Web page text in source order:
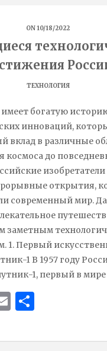
ON 10/18/2022
ТЕХНОЛОГИЯ
богатую
инноваций,
вклад в различные
космоса до
открытия,
современный мир.
заметным
1. Первый
1 В 1957 году
1, первый в мире
Ema